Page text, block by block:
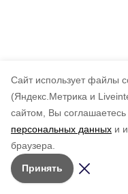
Cайт использует файлы
(Яндекс.Метрика и
сайтом, Вы соглашаетесь
персональных данных и
браузера.
Принять